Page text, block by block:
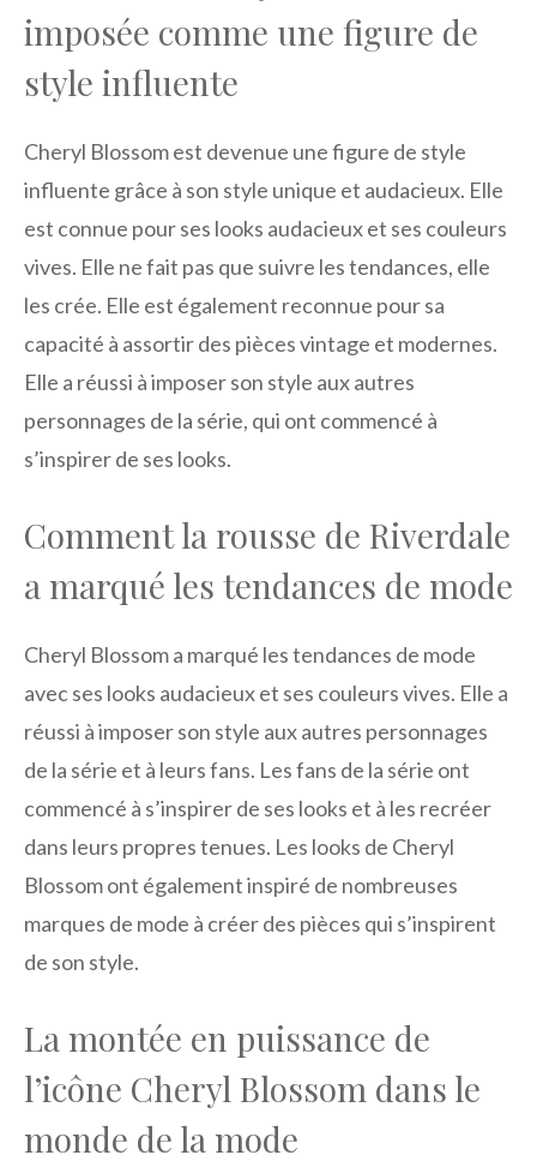
imposée comme une figure de
style influente
Cheryl Blossom est devenue une figure de style
influente grâce à son style unique et audacieux. Elle
est connue pour ses looks audacieux et ses couleurs
vives. Elle ne fait pas que suivre les tendances, elle
les crée. Elle est également reconnue pour sa
capacité à assortir des pièces vintage et modernes.
Elle a réussi à imposer son style aux autres
personnages de la série, qui ont commencé à
s’inspirer de ses looks.
Comment la rousse de Riverdale
a marqué les tendances de mode
Cheryl Blossom a marqué les tendances de mode
avec ses looks audacieux et ses couleurs vives. Elle a
réussi à imposer son style aux autres personnages
de la série et à leurs fans. Les fans de la série ont
commencé à s’inspirer de ses looks et à les recréer
dans leurs propres tenues. Les looks de Cheryl
Blossom ont également inspiré de nombreuses
marques de mode à créer des pièces qui s’inspirent
de son style.
La montée en puissance de
l’icône Cheryl Blossom dans le
monde de la mode